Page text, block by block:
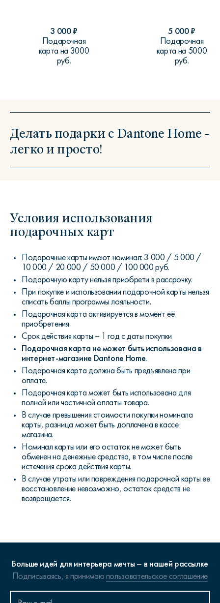
3 000₽
Подарочная
карта на 3000
руб.
5 000₽
Подарочная
карта на 5000
руб.
Делать подарки с Dantone Home -
легко и просто!
Условия использования
подарочных карт
Подарочные карты имеют номинал: 3 000 / 5 000 /
10 000 / 20 000 / 50 000 / 100 000 руб.
Подарочную карту нельзя приобрети в рассрочку.
При покупке и использовании подарочной карты нельзя
списать баллы программы лояльности.
Подарочная карта активируется в момент её
приобретения.
Срок действия карты – 1 год с даты покупки
Подарочная карта не может быть использована в
интернет-магазине Dantone Home.
Подарочная карта должна быть предъявлена при
оплате.
Подарочная карта может быть использована для
полной или частичной оплаты товара.
В случае превышения стоимости покупки номинала
карты, разница может быть доплачена в кассе
магазина.
Номинал карты или его остаток не может быть
обменен на денежные средства, в том числе после
истечения срока действия карты.
В случае утраты или повреждения подарочной карты ее
восстановление невозможно, остаток средств не
возвращается.
Больше идей для интерьера мечты – в нашей рассылке
Подписываясь, я принимаюпользовательское соглашение